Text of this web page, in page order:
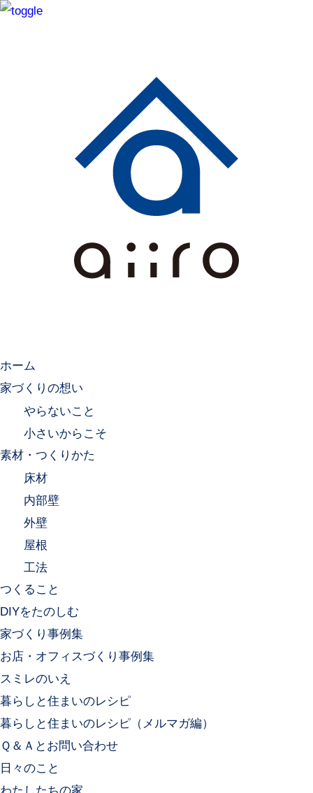
ホーム
家づくりの想い
やらないこと
小さいからこそ
素材・つくりかた
床材
内部壁
外壁
屋根
工法
つくること
DIYをたのしむ
家づくり事例集
お店・オフィスづくり事例集
スミレのいえ
暮らしと住まいのレシピ
暮らしと住まいのレシピ（メルマガ編）
Ｑ＆Ａとお問い合わせ
日々のこと